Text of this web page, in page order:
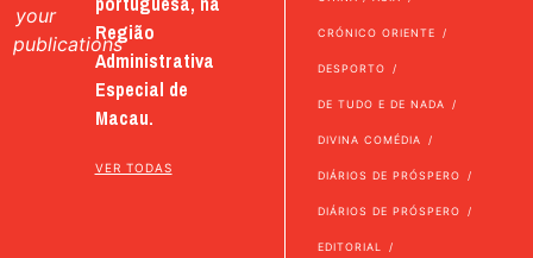
your
publicationsRegião
Administrativa
Especial de
Macau.
VER TODAS
CRÓNICO ORIENTE
DESPORTO
DE TUDO E DE NADA
DIVINA COMÉDIA
DIÁRIOS DE PRÓSPERO
DIÁRIOS DE PRÓSPERO
EDITORIAL